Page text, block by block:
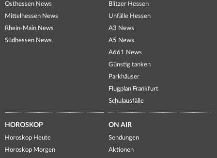
Osthessen News
Mittelhessen News
Rhein-Main News
Südhessen News
Blitzer Hessen
Unfälle Hessen
A3 News
A5 News
A661 News
Günstig tanken
Parkhäuser
Flugplan Frankfurt
Schulausfälle
HOROSKOP
Horoskop Heute
Horoskop Morgen
ON AIR
Sendungen
Aktionen